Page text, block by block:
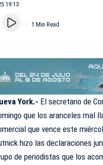
19:13
1 Min Read
York.- El secretario de
que los aranceles mal
que vence este
hizo las declaraciones
de periodistas que los